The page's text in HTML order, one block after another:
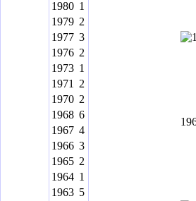
1980 1
1979 2
1977 3
1976 2
1973 1
1971
2
1970 2
1968 6
1967 4
1966 3
1965 2
1964 1
1963 5